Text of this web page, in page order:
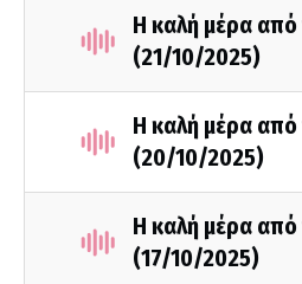
Η καλή μέρα από
(21/10/2025)
Η καλή μέρα από
(20/10/2025)
Η καλή μέρα από
(17/10/2025)